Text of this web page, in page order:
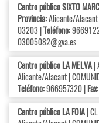
Centro público SIXTO
Provincia:Alicante/Alacant
03203 |Teléfono:
03005082@gva.es
Centro público LA MELVA|
Alicante/Alacant |
Teléfono:966957320 |Fax:
Centro público LA FOIA| CL